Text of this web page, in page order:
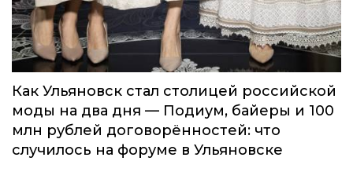
Как Ульяновск стал столицей российской
моды на два дня — Подиум, байеры и 100
млн рублей договорённостей: что
случилось на форуме в Ульяновске